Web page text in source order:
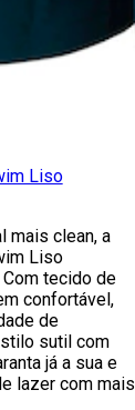
Liso
mais clean, a
Liso
tecido de
confortável,
de
sutil com
já a sua e
lazer com mais